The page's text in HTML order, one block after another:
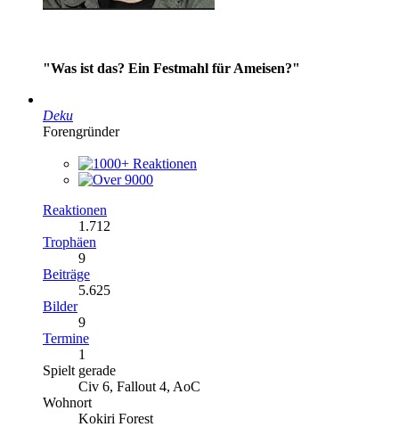
"Was ist das? Ein Festmahl für Ameisen?"
Deku
Forengründer
Reaktionen
1.712
Trophäen
9
Beiträge
5.625
Bilder
9
Termine
1
Spielt gerade
Civ 6, Fallout 4, AoC
Wohnort
Kokiri Forest